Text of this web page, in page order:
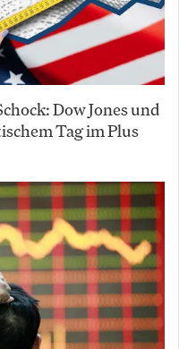
Dow Jones und
Tag im Plus